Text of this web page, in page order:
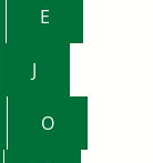
E
J
O